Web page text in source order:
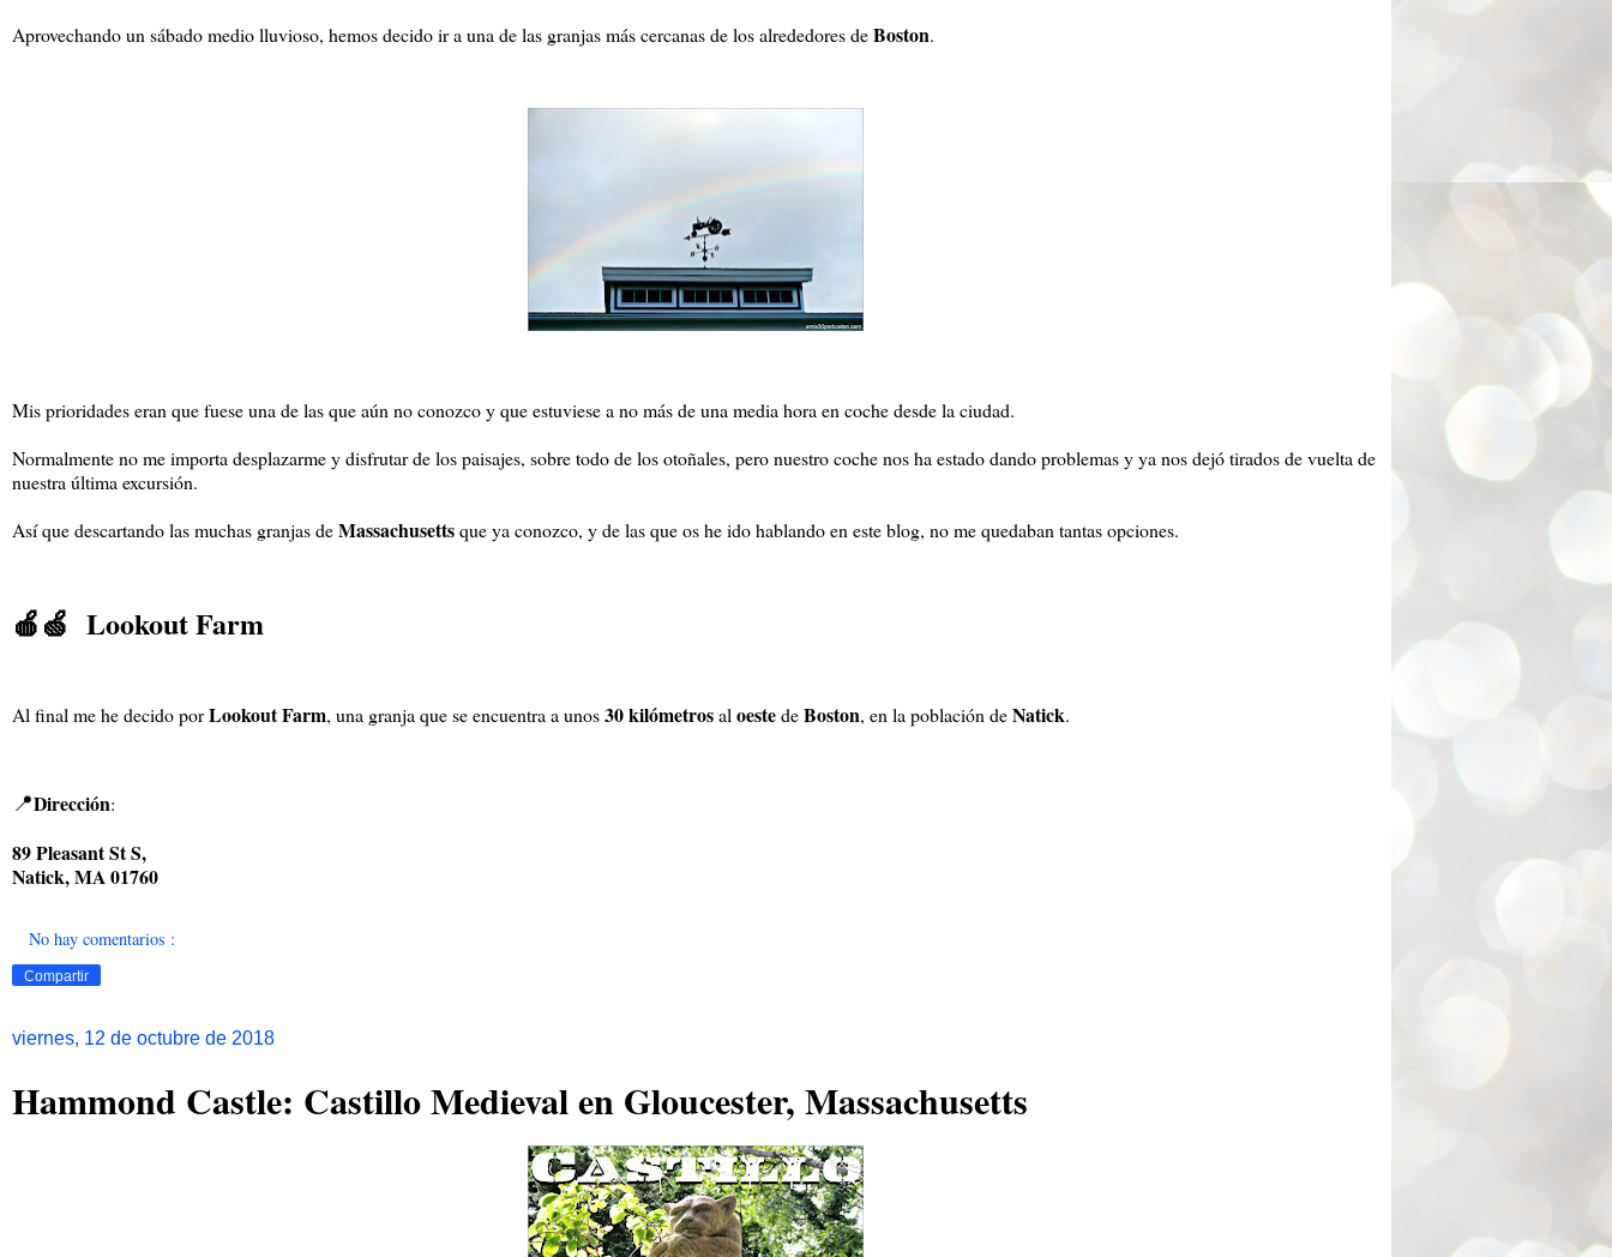
Aprovechando un sábado medio lluvioso, hemos decido ir a una de las granjas más cercanas de los alrededores deBoston.
Mis prioridades eran que fuese una de las que aún no conozco y que estuviese a no más de una media hora en coche desde la ciudad.
Normalmente no me importa desplazarme y disfrutar de los paisajes, sobre todo de los otoñales, pero nuestro coche nos ha estado dando problemas y ya nos dejó tirados de vuelta de
nuestra última excursión.
Así que descartando las muchas granjas deMassachusettsque ya conozco, y de las que os he ido hablando en este blog, no me quedaban tantas opciones.
🍎🍏 Lookout Farm
Al final me he decido porLookout Farm, una granja que se encuentra a unos30 kilómetrosaloestedeBoston, en la población deNatick.
📍Dirección:
89 Pleasant St S,
Natick, MA 01760
No hay comentarios :
Compartir
viernes, 12 de octubre de 2018
Hammond Castle: Castillo Medieval en Gloucester, Massachusetts